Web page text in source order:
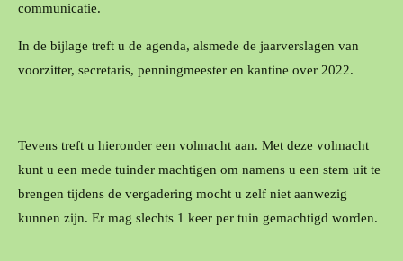
communicatie.
In de bijlage treft u de agenda, alsmede de jaarverslagen van
voorzitter, secretaris, penningmeester en kantine over 2022.
Tevens treft u hieronder een volmacht aan. Met deze volmacht
kunt u een mede tuinder machtigen om namens u een stem uit te
brengen tijdens de vergadering mocht u zelf niet aanwezig
kunnen zijn. Er mag slechts 1 keer per tuin gemachtigd worden.